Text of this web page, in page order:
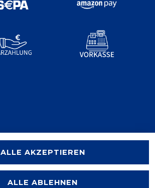
ALLE AKZEPTIEREN
ALLE ABLEHNEN